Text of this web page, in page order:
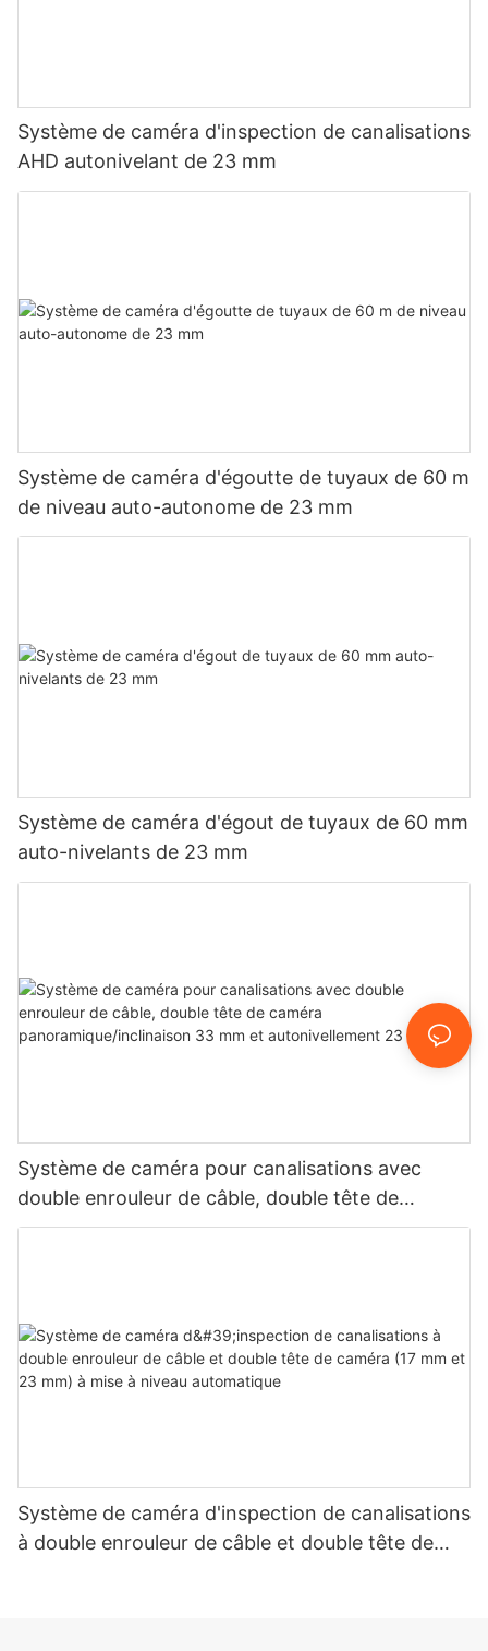
Système de caméra d'inspection de canalisations
AHD autonivelant de 23 mm
Système de caméra d'égoutte de tuyaux de 60 m
de niveau auto-autonome de 23 mm
Système de caméra d'égout de tuyaux de 60 mm
auto-nivelants de 23 mm
Système de caméra pour canalisations avec
double enrouleur de câble, double tête de
caméra panoramique/inclinaison 33 mm et
Système de caméra d'inspection de canalisations
à double enrouleur de câble et double tête de